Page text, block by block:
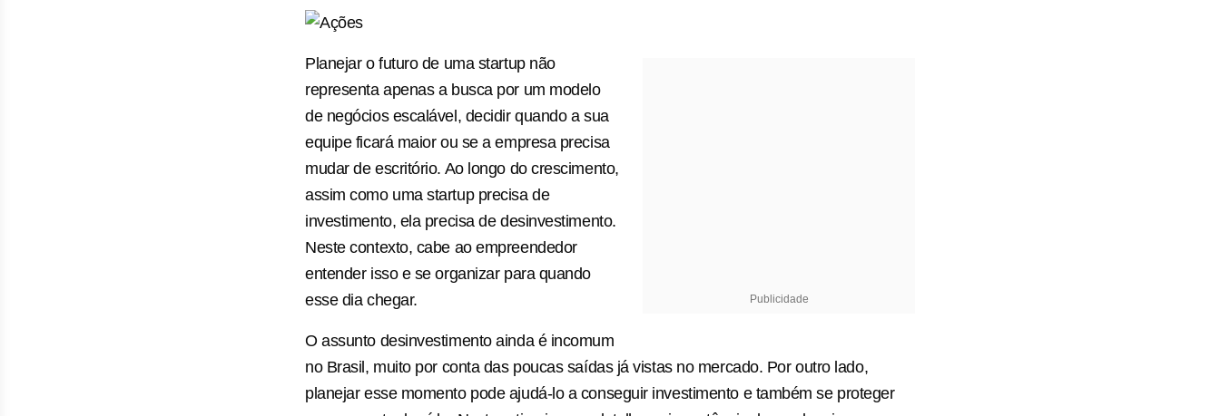
Publicidade
Planejar o futuro de uma startup não
representa apenas a busca por um modelo
de negócios escalável, decidir quando a sua
equipe ficará maior ou se a empresa precisa
mudar de escritório. Ao longo do crescimento,
assim como uma startup precisa de
investimento, ela precisa de desinvestimento.
Neste contexto, cabe ao empreendedor
entender isso e se organizar para quando
esse dia chegar.
O assunto desinvestimento ainda é incomum
no Brasil, muito por conta das poucas saídas já vistas no mercado. Por outro lado,
planejar esse momento pode ajudá-lo a conseguir investimento e também se proteger